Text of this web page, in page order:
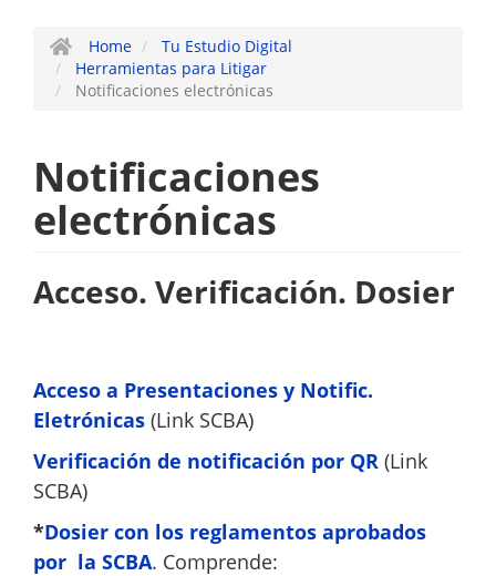
Herramientas
para
/
Notificaciones
Eletrónicas
Home
Tu Estudio Digital
Herramientas para Litigar
Notificaciones electrónicas
Notificaciones
electrónicas
Acceso. Verificación. Dosier
Acceso a Presentaciones y Notific.
Eletrónicas (Link SCBA)
Verificación de notificación por QR (Link
SCBA)
*Dosier con los reglamentos aprobados
por la SCBA. Comprende: